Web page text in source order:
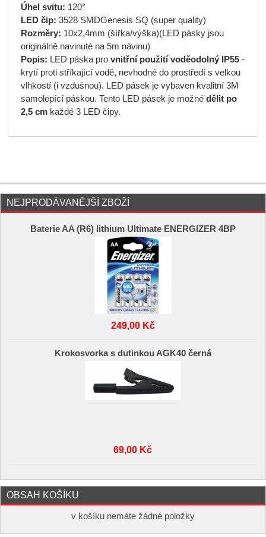
Úhel svitu: 120°
LED čip: 3528 SMDGenesis SQ (super quality)
Rozměry: 10x2,4mm (šířka/výška)(LED pásky jsou
originálně navinuté na 5m návinu)
Popis: LED páska provnitřní použití voděodolný IP55-
krytí proti stříkající vodě, nevhodné do prostředí s velkou
vlhkostí (i vzdušnou). LED pásek je vybaven kvalitní 3M
samolepící páskou. Tento LED pásek je možné dělit po
2,5 cmkaždé 3 LED čipy.
NEJPRODÁVANĚJŠÍ ZBOŽÍ
Baterie AA (R6) lithium Ultimate ENERGIZER 4BP
249,00 Kč
Krokosvorka s dutinkou AGK40 černá
69,00 Kč
OBSAH KOŠÍKU
v košíku nemáte žádné položky